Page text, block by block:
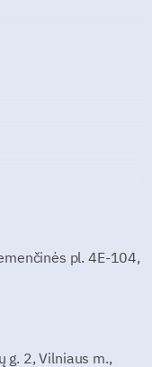
pl. 4E-104,
g. 2, Vilniaus m.,